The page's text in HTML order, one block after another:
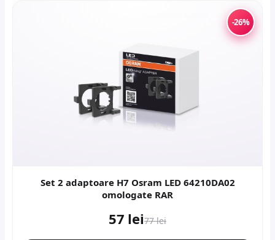
-26%
Set 2 adaptoare H7 Osram LED 64210DA02
omologate RAR
57 lei77 lei